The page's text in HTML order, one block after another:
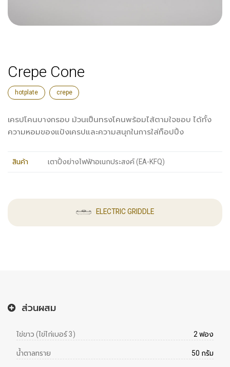
Crepe Cone
hotplate crepe
เครปโคนบางกรอบ ม้วนเป็นทรงโคนพร้อมไส้ตามใจชอบ ได้ทั้ง
ความหอมของแป้งเครปและความสนุกในการใส่ท็อปปิ้ง
สินค้า เตาปิ้งย่างไฟฟ้าอเนกประสงค์ (EA-KFQ)
ELECTRIC GRIDDLE
ส่วนผสม
ไข่ขาว (ไข่ไก่เบอร์ 3) 2 ฟอง
น้ำตาลทราย 50 กรัม